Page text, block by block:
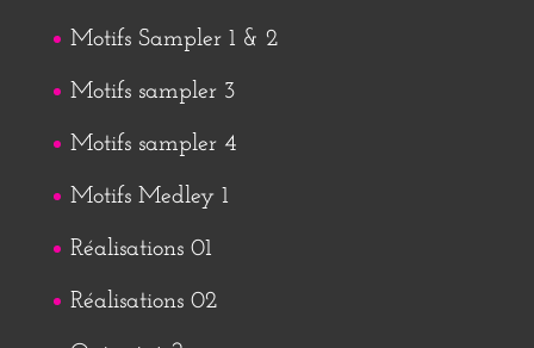
Motifs Sampler 1 & 2
Motifs sampler 3
Motifs sampler 4
Motifs Medley 1
Réalisations 01
Réalisations 02